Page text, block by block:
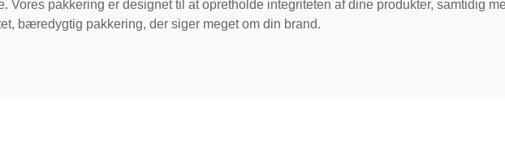
Vores pakkering er designet til at opretholde integriteten af dine produkter, samtidig
bæredygtig pakkering, der siger meget om din brand.